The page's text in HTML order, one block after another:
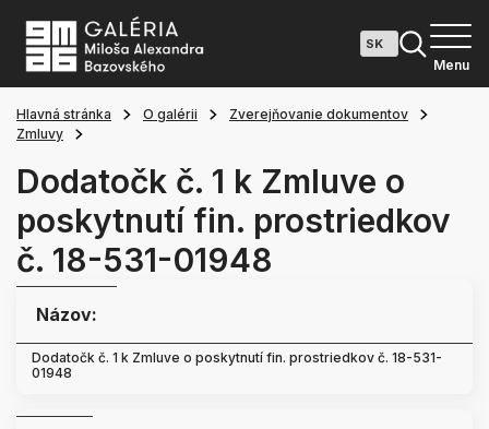
Menu
Hlavná stránka O galérii
Zverejňovanie dokumentov
Zmluvy
Dodatočk č. 1 k Zmluve o
poskytnutí fin. prostriedkov
č. 18-531-01948
Názov:
Dodatočk č. 1 k Zmluve o poskytnutí fin. prostriedkov č. 18-531-
01948